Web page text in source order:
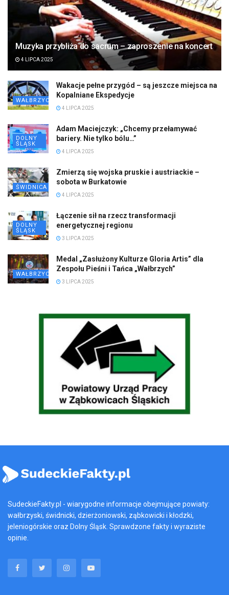
Muzyka przybliża do sacrum – zaproszenie na koncert
4 LIPCA 2025
WAŁBRZYCH
Wakacje pełne przygód – są jeszcze miejsca na
Kopalniane Ekspedycje
4 LIPCA 2025
DOLNY
ŚLĄSK
Adam Maciejczyk: „Chcemy przełamywać
bariery. Nie tylko bólu…”
4 LIPCA 2025
ŚWIDNICA
Zmierzą się wojska pruskie i austriackie –
sobota w Burkatowie
4 LIPCA 2025
DOLNY
ŚLĄSK
Łączenie sił na rzecz transformacji
energetycznej regionu
3 LIPCA 2025
WAŁBRZYCH
Medal „Zasłużony Kulturze Gloria Artis” dla
Zespołu Pieśni i Tańca „Wałbrzych”
3 LIPCA 2025
SudeckieFakty.pl - wiarygodne informacje obejmujące powiaty:
wałbrzyski, świdnicki, dzierżoniowski, ząbkowicki i kłodzki,
jeleniogórskie oraz Dolny Śląsk. Sprawdzone fakty i wyraziste
opinie.